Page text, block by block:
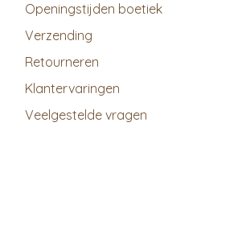
Openingstijden boetiek
Verzending
Retourneren
Klantervaringen
Veelgestelde vragen